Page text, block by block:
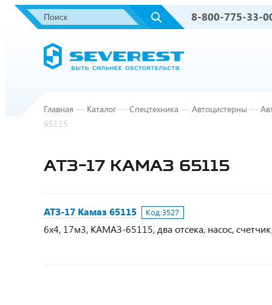
8-800-775-33-
Главная — Каталог — Спецтехника — Автоцистерны —
65115
АТЗ-17 КАМАЗ 65115
АТЗ-17 Камаз 65115 Код:3527
6х4, 17м3, КАМАЗ-65115, два отсека, насос,